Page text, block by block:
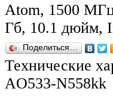
Atom, 1500
Гб, 10.1 дюйм,
Поделиться…
Технические
AO533-N558kk